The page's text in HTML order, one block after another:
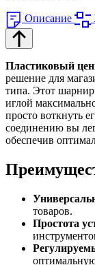
Описание
Пластиковый
решение для
типа. Этот
иглой
просто воткнуть
соединению вы
обеспечив
товаров.
Простота